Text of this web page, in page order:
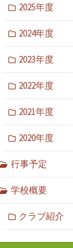
2025年度
2024年度
2023年度
2022年度
2021年度
2020年度
行事予定
学校概要
クラブ紹介